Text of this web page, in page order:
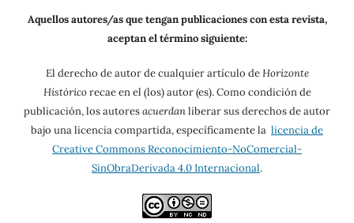
Aquellos autores/as que tengan publicaciones con esta revista,
aceptan el término siguiente:
El derecho de autor de cualquier artículo deHorizonte
Históricorecae en el (los) autor (es). Como condición de
publicación, los autoresacuerdanliberar sus derechos de autor
bajo una licencia compartida, específicamente la licencia de
Creative Commons Reconocimiento-NoComercial-
SinObraDerivada 4.0 Internacional.